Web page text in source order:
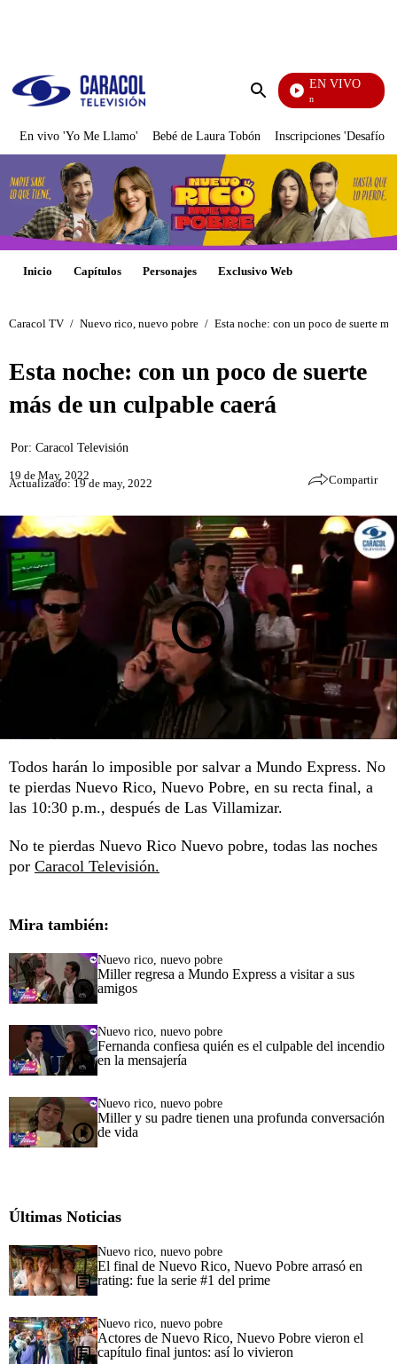
Enviar
EN VIVO
Pura Diversión
En vivo 'Yo Me Llamo' Bebé de Laura Tobón Inscripciones 'Desafío'
Inicio Capítulos Personajes Exclusivo Web
Caracol TV / Nuevo rico, nuevo pobre / Esta noche: con un poco de suerte
Esta noche: con un poco de suerte
más de un culpable caerá
Por: Caracol Televisión
19 de May, 2022
Actualizado: 19 de may, 2022 Compartir
Todos harán lo imposible por salvar a Mundo Express. No
te pierdas Nuevo Rico, Nuevo Pobre, en su recta final, a
las 10:30 p.m., después de Las Villamizar.
No te pierdas Nuevo Rico Nuevo pobre, todas las noches
por Caracol Televisión.
Mira también:
Nuevo rico, nuevo pobre
Miller regresa a Mundo Express a visitar a sus
amigos
Nuevo rico, nuevo pobre
Fernanda confiesa quién es el culpable del incendio
en la mensajería
Nuevo rico, nuevo pobre
Miller y su padre tienen una profunda conversación
de vida
Últimas Noticias
Nuevo rico, nuevo pobre
El final de Nuevo Rico, Nuevo Pobre arrasó en
rating: fue la serie #1 del prime
Nuevo rico, nuevo pobre
Actores de Nuevo Rico, Nuevo Pobre vieron el
capítulo final juntos: así lo vivieron